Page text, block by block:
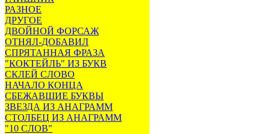
РАЗНОЕ
ДРУГОЕ
ДВОЙНОЙ ФОРСАЖ
ОТНЯЛ-ДОБАВИЛ
СПРЯТАННАЯ ФРАЗА
"КОКТЕЙЛЬ" ИЗ БУКВ
СКЛЕЙ СЛОВО
НАЧАЛО КОНЦА
СБЕЖАВШИЕ БУКВЫ
ЗВЕЗДА ИЗ АНАГРАММ
СТОЛБЕЦ ИЗ АНАГРАММ
"10 СЛОВ"